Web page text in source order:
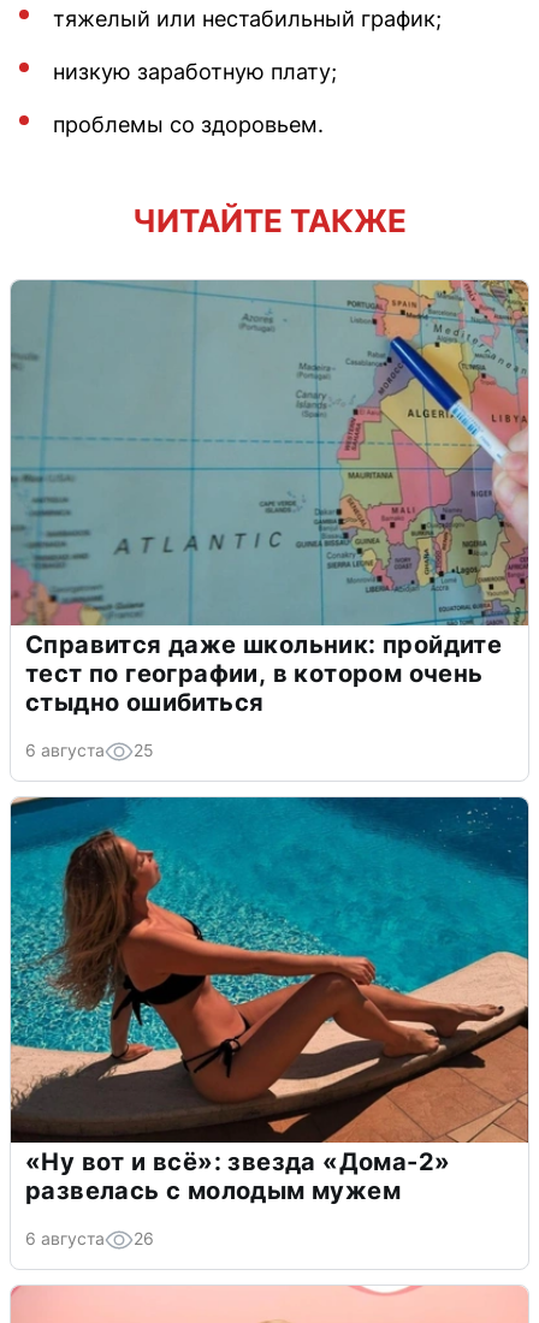
тяжелый или нестабильный график;
низкую заработную плату;
проблемы со здоровьем.
ЧИТАЙТЕ ТАКЖЕ
Справится даже школьник: пройдите
тест по географии, в котором очень
стыдно ошибиться
6 августа 25
«Ну вот и всё»: звезда «Дома-2»
развелась с молодым мужем
6 августа 26